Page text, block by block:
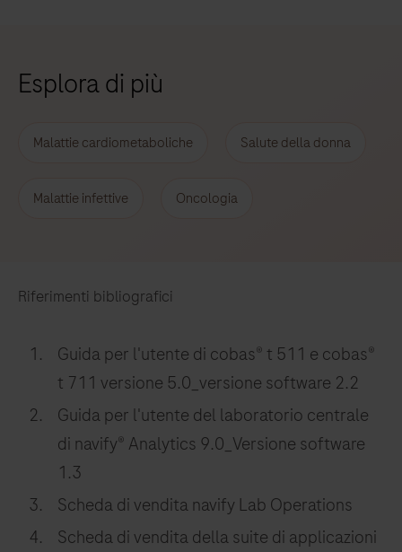
Esplora di più
Malattie cardiometaboliche Salute della donna
Malattie infettive Oncologia
Riferimenti bibliografici
Guida per l'utente di cobas® t 511 e cobas®
t 711 versione 5.0_versione software 2.2
Guida per l'utente del laboratorio centrale
di navify® Analytics 9.0_Versione software
1.3
Scheda di vendita navify Lab Operations
Scheda di vendita della suite di applicazioni